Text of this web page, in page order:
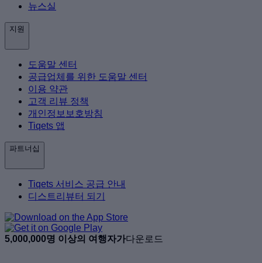
뉴스실
지원
도움말 센터
공급업체를 위한 도움말 센터
이용 약관
고객 리뷰 정책
개인정보보호방침
Tiqets 앱
파트너십
Tiqets 서비스 공급 안내
디스트리뷰터 되기
5,000,000명 이상의 여행자가다운로드